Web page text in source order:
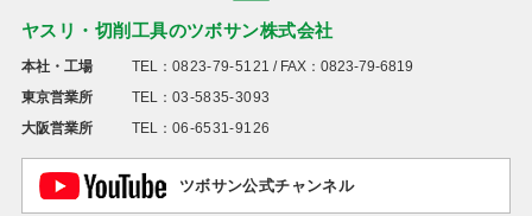
ヤスリ・切削工具のツボサン株式会社
本社・工場 TEL： 0823-79-5121 / FAX：0823-79-6819
東京営業所
TEL： 03-5835-3093
大阪営業所
TEL： 06-6531-9126
ツボサン公式チャンネル